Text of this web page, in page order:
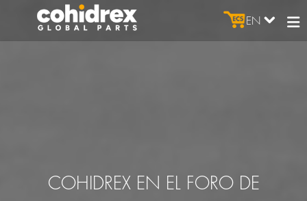
EN
COHIDREX EN EL FORO DE